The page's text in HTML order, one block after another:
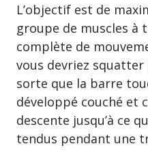
L’objectif est de
groupe de muscles à
complète de
vous devriez
sorte que la barre
développé couché et
descente jusqu’à ce
tendus pendant une